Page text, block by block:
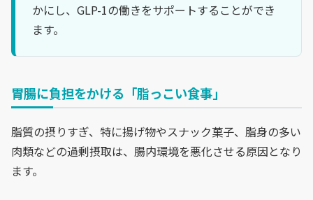
かにし、GLP-1の働きをサポートすることができ
ます。
胃腸に負担をかける「脂っこい食事」
脂質の摂りすぎ、特に揚げ物やスナック菓子、脂身の多い
肉類などの過剰摂取は、腸内環境を悪化させる原因となり
ます。